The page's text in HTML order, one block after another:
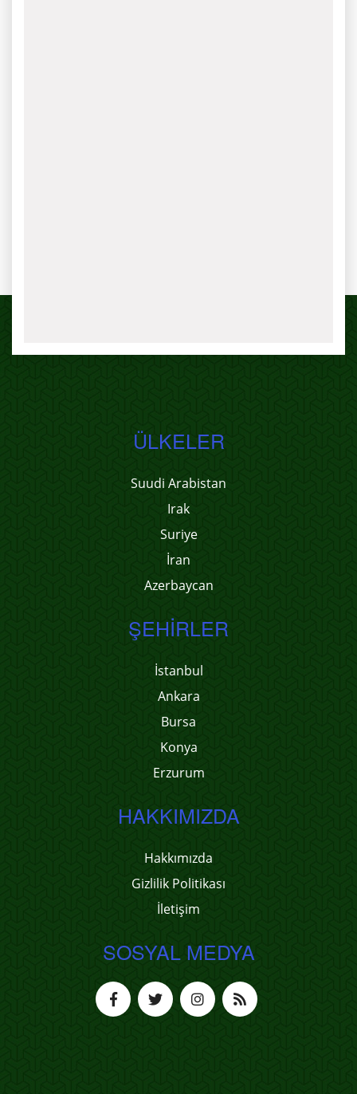
ÜLKELER
Suudi Arabistan
Irak
Suriye
İran
Azerbaycan
ŞEHIRLER
İstanbul
Ankara
Bursa
Konya
Erzurum
HAKKIMIZDA
Hakkımızda
Gizlilik Politikası
İletişim
SOSYAL MEDYA